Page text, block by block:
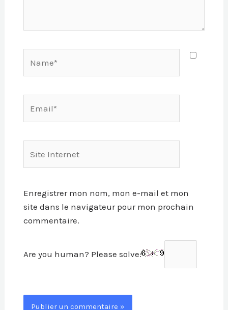
Internet
Enregistrer mon nom, mon e-mail et mon
site dans le navigateur pour mon prochain
commentaire.
Are you human? Please solve: